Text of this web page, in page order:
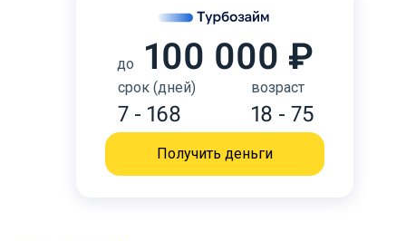
до 100 000 ₽
срок (дней)
7 - 168
возраст
18 - 75
Получить деньги